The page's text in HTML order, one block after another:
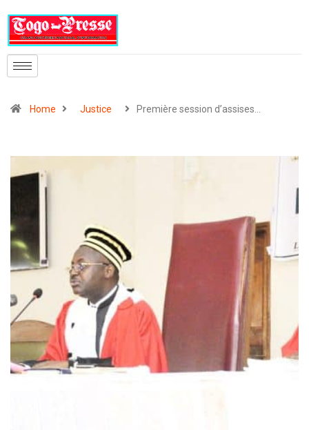
Home Justice Première session d’assises…